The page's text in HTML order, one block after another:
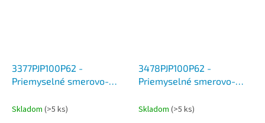
3377PJP100P62 -
Priemyselné smerovo-
brzdou
Skladom (>5 ks)
3478PJP100P62 -
Priemyselné smerovo-
Skladom (>5 ks)